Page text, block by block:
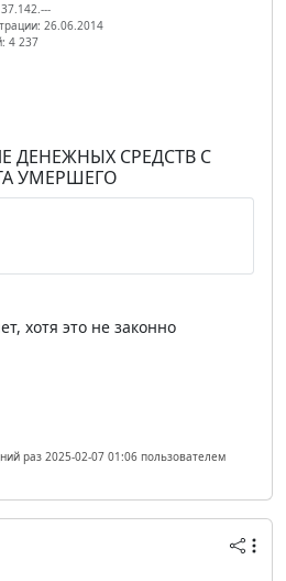
26.06.2014
4 237
ДЕНЕЖНЫХ СРЕДСТВ С
УМЕРШЕГО
хотя это не законно
раз 2025-02-07 01:06 пользователем